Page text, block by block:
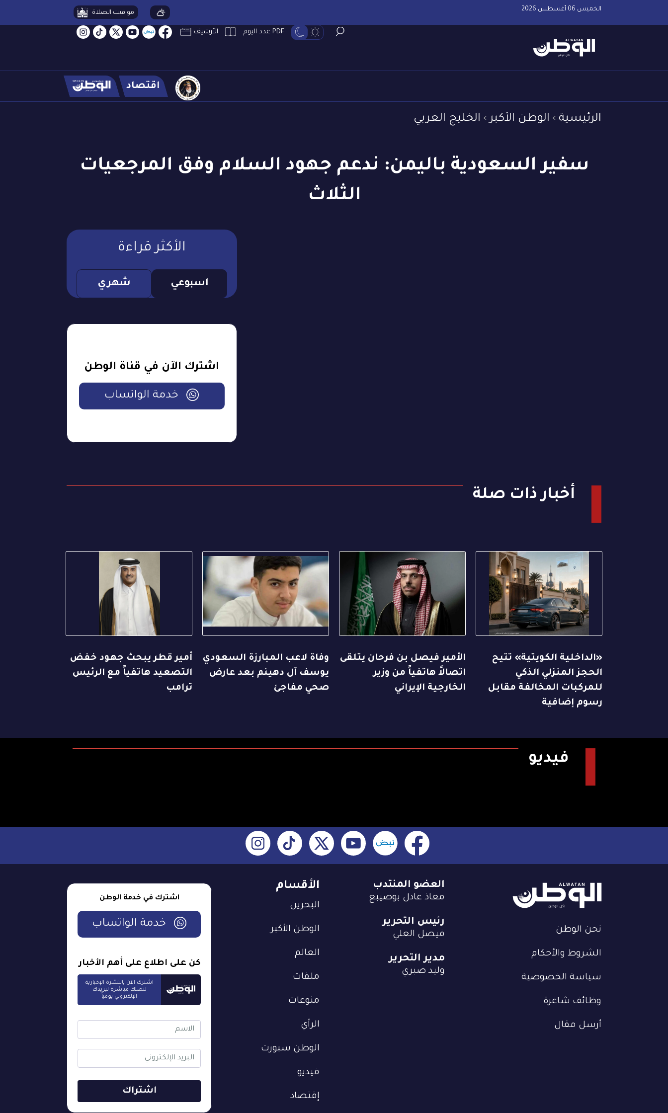
الخميس 06 أغسطس 2026 مواقيت الصلاة
PDF عدد اليوم الأرشيف
اقتصاد
الرئيسية الوطن الأكبر الخليج العربي
سفير السعودية باليمن: ندعم جهود السلام وفق المرجعيات
الثلاث
الأكثر قراءة
اسبوعي شهري
اشترك الآن في قناة الوطن
خدمة الواتساب
أخبار ذات صلة
«الداخلية الكويتية» تتيح
الحجز المنزلي الذكي
للمركبات المخالفة مقابل
رسوم إضافية
الأمير فيصل بن فرحان يتلقى
اتصالاً هاتفياً من وزير
الخارجية الإيراني
وفاة لاعب المبارزة السعودي
يوسف آل دهينم بعد عارض
صحي مفاجئ
أمير قطر يبحث جهود خفض
التصعيد هاتفياً مع الرئيس
ترامب
فيديو
نحن الوطن
الشروط والأحكام
سياسة الخصوصية
وظائف شاغرة
أرسل مقال
الأقسام
البحرين
الوطن الأكبر
العالم
ملفات
منوعات
الرأي
الوطن سبورت
فيديو
إقتصاد
العضو المنتدب
معاذ عادل بوصيبع
رئيس التحرير
فيصل العلي
مدير التحرير
وليد صبري
اشترك في خدمة الوطن
خدمة الواتساب
كن على اطلاع على أهم الأخبار
اشترك الآن بالنشرة الإخبارية
لتصلك مباشرة لبريدك
الإلكتروني يومياً
اشتراك